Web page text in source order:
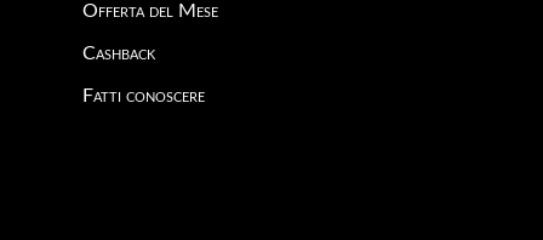
Offerta del Mese
Cashback
Fatti conoscere